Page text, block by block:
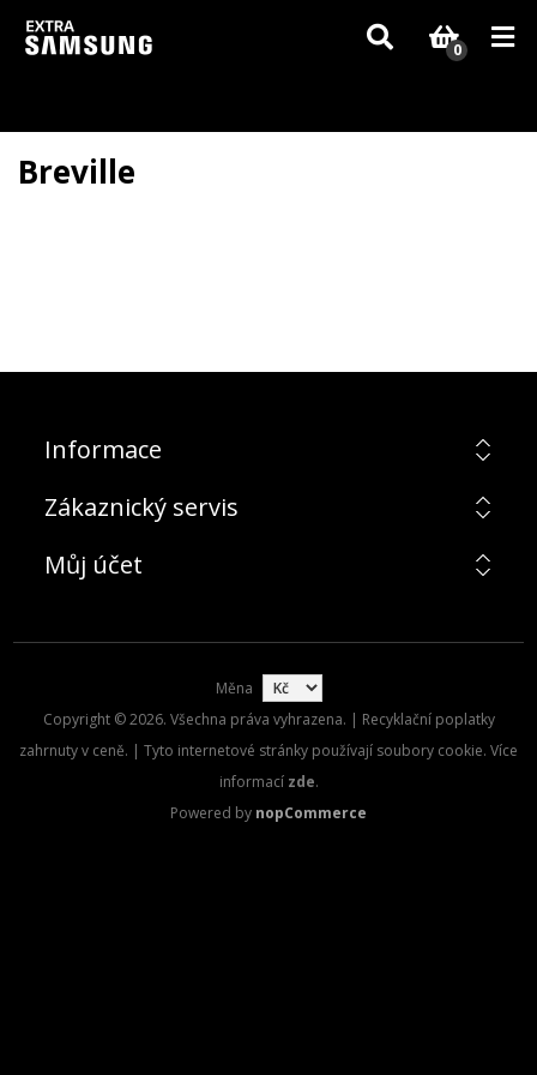
Vzhledem k aktuální situaci se může dodání dílů, které nejsou skladem,
zpozdit. Děkujeme za pochopení.
0
Breville
Informace
Zákaznický servis
Můj účet
Měna
Copyright © 2026. Všechna práva vyhrazena. | Recyklační poplatky
zahrnuty v ceně. | Tyto internetové stránky používají soubory cookie. Více
informací zde.
Powered by nopCommerce